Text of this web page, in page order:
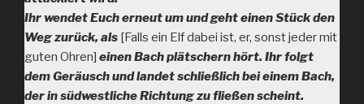
Ihr wendet Euch erneut um und geht einen Stück den
Weg zurück, als [Falls ein Elf dabei ist, er, sonst jeder mit
guten Ohren] einen Bach plätschern hört. Ihr folgt
dem Geräusch und landet schließlich bei einem Bach,
der in südwestliche Richtung zu fließen scheint.